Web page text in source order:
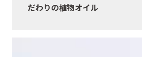
だわりの植物オイル